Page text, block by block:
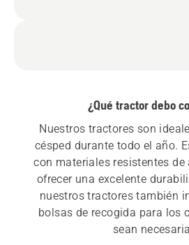
¿Qué tractor debo
Nuestros tractores son
césped durante todo el año.
con materiales resistentes
ofrecer una excelente
nuestros tractores también
bolsas de recogida para los